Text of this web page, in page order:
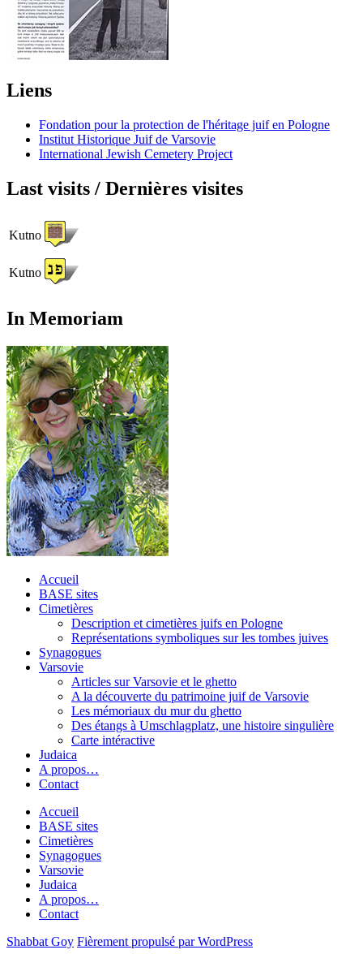
Liens
Fondation pour la protection de l'héritage juif en Pologne
Institut Historique Juif de Varsovie
International Jewish Cemetery Project
Last visits / Dernières visites
Kutno
Kutno
In Memoriam
Accueil
BASE sites
Cimetières
Description et cimetières juifs en Pologne
Représentations symboliques sur les tombes juives
Synagogues
Varsovie
Articles sur Varsovie et le ghetto
A la découverte du patrimoine juif de Varsovie
Les mémoriaux du mur du ghetto
Des étangs à Umschlagplatz, une histoire singulière
Carte intéractive
Judaica
A propos…
Contact
Accueil
BASE sites
Cimetières
Synagogues
Varsovie
Judaica
A propos…
Contact
Shabbat Goy Fièrement propulsé par WordPress